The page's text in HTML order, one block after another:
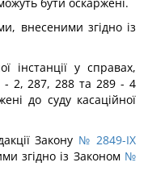
внесеними згідно із
інстанції у справах,
- 2, 287, 288 та 289 - 4
до суду касаційної
Закону № 2849-IX
згідно із Законом №